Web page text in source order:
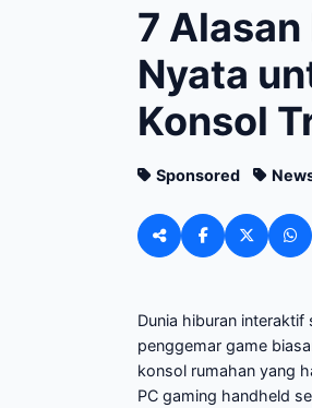
7
Nyata
Konsol
Sponsored
Dunia hiburan
penggemar game
konsol rumahan yang
PC gaming handheld